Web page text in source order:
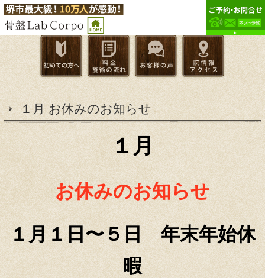
１月 お休みのお知らせ
１月
お休みのお知らせ
１月１日〜５日 年末年始休
暇